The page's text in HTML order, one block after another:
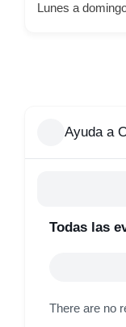
Lunes a
Ayuda a
Todas las
There are no